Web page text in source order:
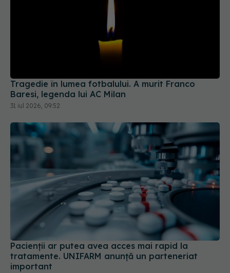
Tragedie în lumea fotbalului. A murit Franco
Baresi, legenda lui AC Milan
31 iul 2026, 09:52
Pacienții ar putea avea acces mai rapid la
tratamente. UNIFARM anunță un parteneriat
important